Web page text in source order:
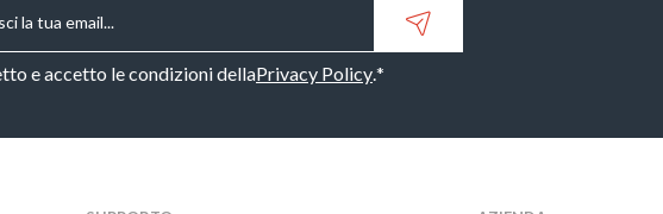
*
e accetto le condizioni dellaPrivacy Policy.*